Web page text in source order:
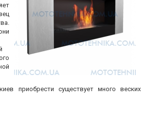
приобрести существует много веских